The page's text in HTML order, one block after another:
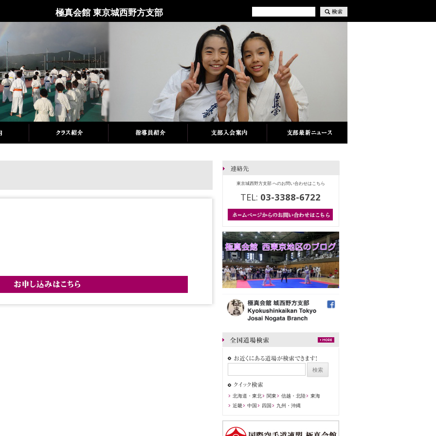
極真会館 東京城西野方支部
東京城西野方支部 へのお問い合わせはこちら
TEL: 03-3388-6722
北海道・東北 関東 信越・北陸
東海
近畿
中国 四国 九州・沖縄